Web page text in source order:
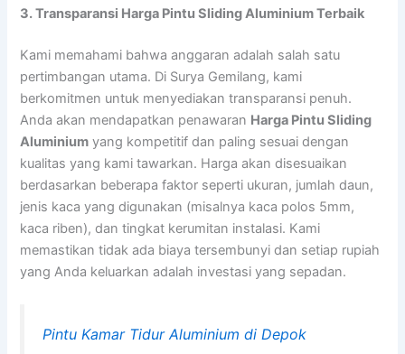
3. Transparansi Harga Pintu Sliding Aluminium Terbaik
Kami memahami bahwa anggaran adalah salah satu
pertimbangan utama. Di Surya Gemilang, kami
berkomitmen untuk menyediakan transparansi penuh.
Anda akan mendapatkan penawaran Harga Pintu Sliding
Aluminium yang kompetitif dan paling sesuai dengan
kualitas yang kami tawarkan. Harga akan disesuaikan
berdasarkan beberapa faktor seperti ukuran, jumlah daun,
jenis kaca yang digunakan (misalnya kaca polos 5mm,
kaca riben), dan tingkat kerumitan instalasi. Kami
memastikan tidak ada biaya tersembunyi dan setiap rupiah
yang Anda keluarkan adalah investasi yang sepadan.
Pintu Kamar Tidur Aluminium di Depok